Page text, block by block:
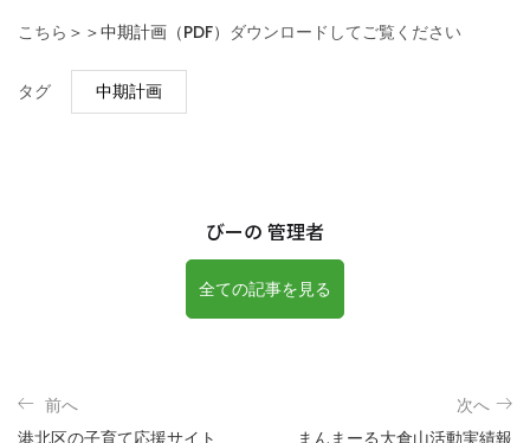
こちら ＞＞中期計画（PDF） ダウンロードしてご覧ください
タグ 中期計画
びーの 管理者
全ての記事を見る
前へ
港北区の子育て応援サイト
次へ
まんまーる大倉山活動実績報